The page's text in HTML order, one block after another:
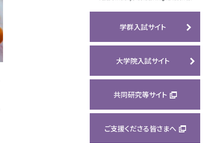
学群入試サイト
大学院入試サイト
共同研究等サイト
ご支援くださる皆さまへ